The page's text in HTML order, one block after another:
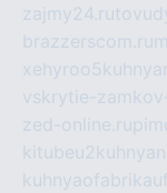
zajmy24.ru
brazzerscom.ru
vskrytie-
zed-online.ru